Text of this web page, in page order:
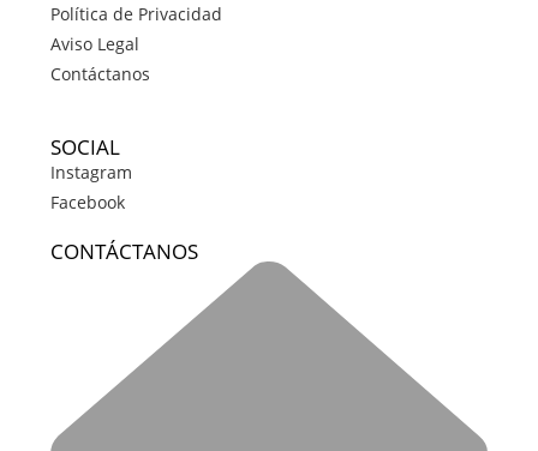
Política de Privacidad
Aviso Legal
Contáctanos
SOCIAL
Instagram
Facebook
CONTÁCTANOS